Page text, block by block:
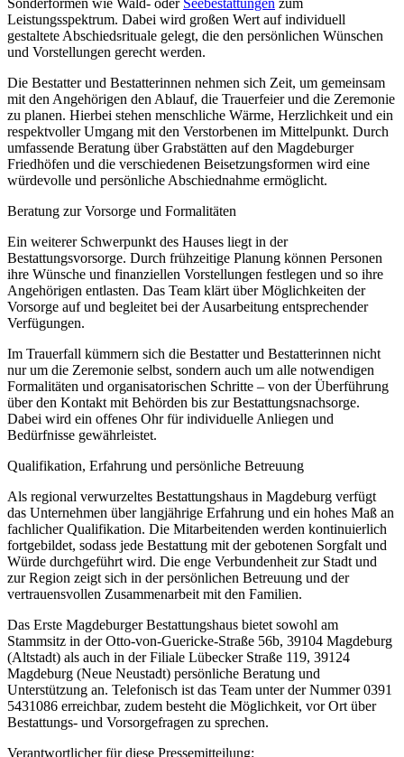
Leistungsspektrum. Dabei wird großen Wert auf individuell
gestaltete Abschiedsrituale gelegt, die den persönlichen Wünschen
und Vorstellungen gerecht werden.
Die Bestatter und Bestatterinnen nehmen sich Zeit, um gemeinsam
mit den Angehörigen den Ablauf, die Trauerfeier und die Zeremonie
zu planen. Hierbei stehen menschliche Wärme, Herzlichkeit und ein
respektvoller Umgang mit den Verstorbenen im Mittelpunkt. Durch
umfassende Beratung über Grabstätten auf den Magdeburger
Friedhöfen und die verschiedenen Beisetzungsformen wird eine
würdevolle und persönliche Abschiednahme ermöglicht.
Beratung zur Vorsorge und Formalitäten
Ein weiterer Schwerpunkt des Hauses liegt in der
Bestattungsvorsorge. Durch frühzeitige Planung können Personen
ihre Wünsche und finanziellen Vorstellungen festlegen und so ihre
Angehörigen entlasten. Das Team klärt über Möglichkeiten der
Vorsorge auf und begleitet bei der Ausarbeitung entsprechender
Verfügungen.
Im Trauerfall kümmern sich die Bestatter und Bestatterinnen nicht
nur um die Zeremonie selbst, sondern auch um alle notwendigen
Formalitäten und organisatorischen Schritte – von der Überführung
über den Kontakt mit Behörden bis zur Bestattungsnachsorge.
Dabei wird ein offenes Ohr für individuelle Anliegen und
Bedürfnisse gewährleistet.
Qualifikation, Erfahrung und persönliche Betreuung
Als regional verwurzeltes Bestattungshaus in Magdeburg verfügt
das Unternehmen über langjährige Erfahrung und ein hohes Maß an
fachlicher Qualifikation. Die Mitarbeitenden werden kontinuierlich
fortgebildet, sodass jede Bestattung mit der gebotenen Sorgfalt und
Würde durchgeführt wird. Die enge Verbundenheit zur Stadt und
zur Region zeigt sich in der persönlichen Betreuung und der
vertrauensvollen Zusammenarbeit mit den Familien.
Das Erste Magdeburger Bestattungshaus bietet sowohl am
Stammsitz in der Otto-von-Guericke-Straße 56b, 39104 Magdeburg
(Altstadt) als auch in der Filiale Lübecker Straße 119, 39124
Magdeburg (Neue Neustadt) persönliche Beratung und
Unterstützung an. Telefonisch ist das Team unter der Nummer 0391
5431086 erreichbar, zudem besteht die Möglichkeit, vor Ort über
Bestattungs- und Vorsorgefragen zu sprechen.
Verantwortlicher für diese Pressemitteilung: